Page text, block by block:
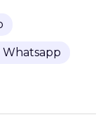
Whatsapp